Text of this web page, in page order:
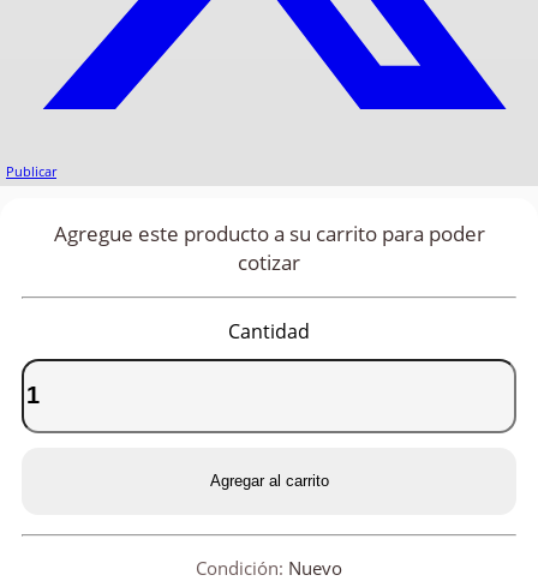
Publicar
Agregue este producto a su carrito para poder
cotizar
Cantidad
Agregar al carrito
Condición: Nuevo